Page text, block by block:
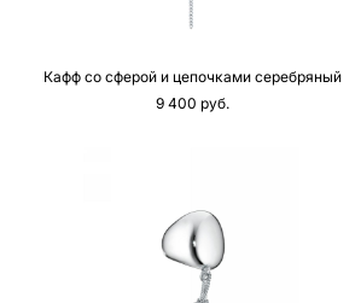
Кафф со сферой и цепочками серебряный
9 400 pуб.